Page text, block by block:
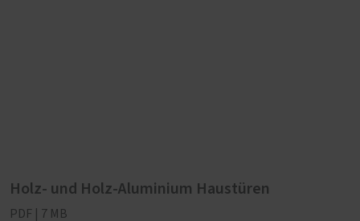
Holz- und Holz-Aluminium Haustüren
PDF | 7 MB